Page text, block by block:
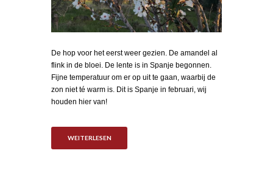
De hop voor het eerst weer gezien. De amandel al
flink in de bloei. De lente is in Spanje begonnen.
Fijne temperatuur om er op uit te gaan, waarbij de
zon niet té warm is. Dit is Spanje in februari, wij
houden hier van!
WEITERLESEN